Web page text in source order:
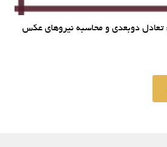
دوبعدی و محاسبه نیروهای عکس